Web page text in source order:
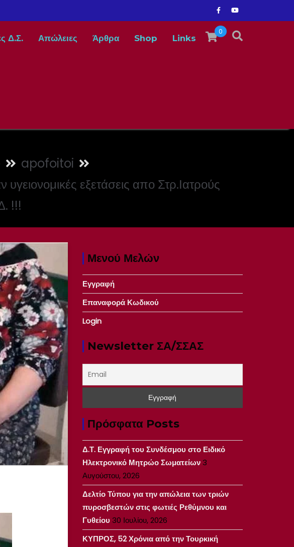
0
Δ.Σ. Απώλειες Άρθρα Shop Links
apofoitoi
εξετάσεις απο Στρ.Ιατρούς
!!!
Μενού Μελών
Εγγραφή
Επαναφορά Κωδικού
Login
Newsletter ΣΑ/ΣΣΑΣ
Πρόσφατα Posts
Δ.Τ. Εγγραφή του Συνδέσμου στο Ειδικό
Ηλεκτρονικό Μητρώο Σωματείων3
Αυγούστου, 2026
Δελτίο Τύπου για την απώλεια των τριών
πυροσβεστών στις φωτιές Ρεθύμνου και
Γυθείου 30 Ιουλίου, 2026
ΚΥΠΡΟΣ, 52 Χρόνια από την Τουρκική